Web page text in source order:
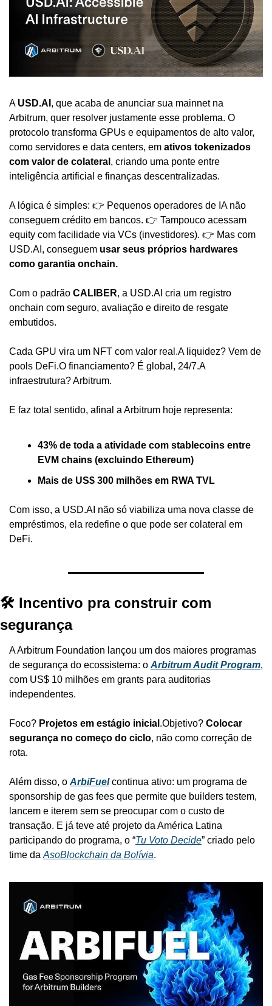
A USD.AI , que acaba de anunciar sua mainnet na
Arbitrum, quer resolver justamente esse problema. O
protocolo transforma GPUs e equipamentos de alto valor,
como servidores e data centers, em ativos tokenizados
com valor de colateral , criando uma ponte entre
inteligência artificial e finanças descentralizadas.
A lógica é simples: 👉 Pequenos operadores de IA não
conseguem crédito em bancos. 👉 Tampouco acessam
equity com facilidade via VCs (investidores). 👉 Mas com
USD.AI, conseguem usar seus próprios hardwares
como garantia onchain.
Com o padrão CALIBER, a USD.AI cria um registro
onchain com seguro, avaliação e direito de resgate
embutidos.
Cada GPU vira um NFT com valor real.A liquidez? Vem de
pools DeFi.O financiamento? É global, 24/7.A
infraestrutura? Arbitrum.
E faz total sentido, afinal a Arbitrum hoje representa:
43% de toda a atividade com stablecoins entre
EVM chains (excluindo Ethereum)
Mais de US$ 300 milhões em RWA TVL
Com isso, a USD.AI não só viabiliza uma nova classe de
empréstimos, ela redefine o que pode ser colateral em
DeFi.
🛠️ Incentivo pra construir com
segurança
A Arbitrum Foundation lançou um dos maiores programas
de segurança do ecossistema: o Arbitrum Audit Program,
com US$ 10 milhões em grants para auditorias
independentes.
Foco? Projetos em estágio inicial .Objetivo? Colocar
segurança no começo do ciclo, não como correção de
rota.
Além disso, o ArbiFuel continua ativo: um programa de
sponsorship de gas fees que permite que builders testem,
lancem e iterem sem se preocupar com o custo de
transação. E já teve até projeto da América Latina
participando do programa, o “Tu Voto Decide” criado pelo
time da AsoBlockchain da Bolívia.